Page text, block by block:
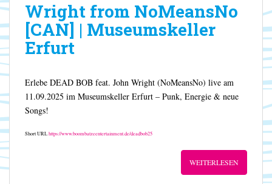
Wright from NoMeansNo
[CAN] | Museumskeller
Erfurt
Erlebe DEAD BOB feat. John Wright (NoMeansNo) live am
11.09.2025 im Museumskeller Erfurt – Punk, Energie & neue
Songs!
Short URLhttps://www.boombatzeentertainment.de/deadbob25
WEITERLESEN